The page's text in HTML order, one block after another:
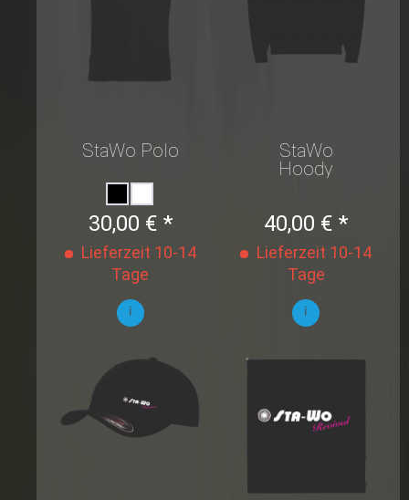
StaWo Polo
30,00 € *
Lieferzeit 10-14
Tage
i
StaWo
Hoody
40,00 € *
Lieferzeit 10-14
Tage
i